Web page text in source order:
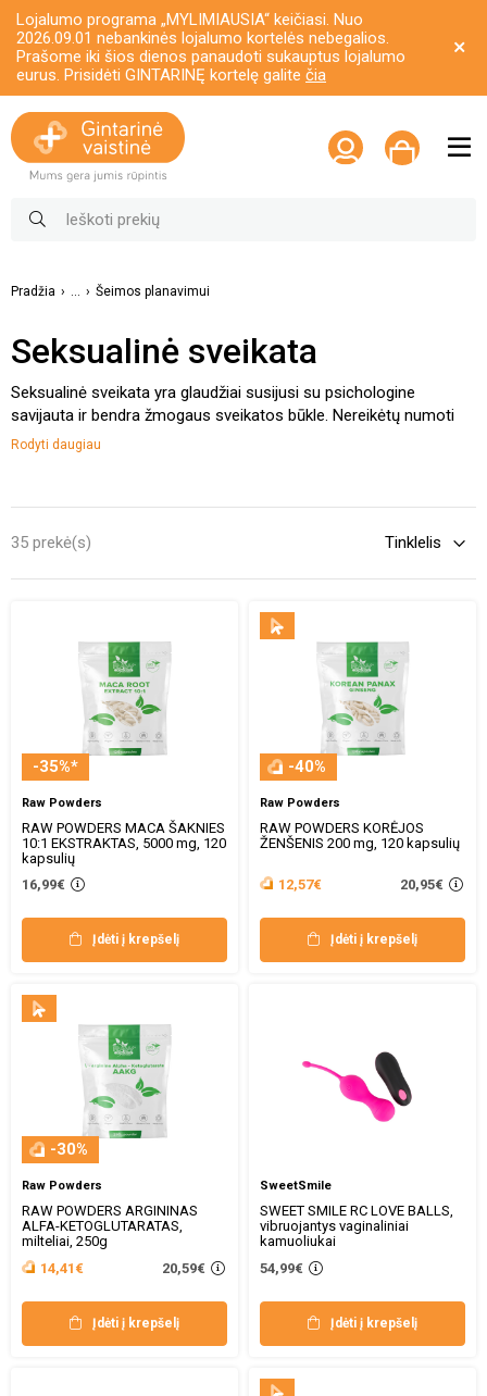
Lojalumo programa „MYLIMIAUSIA“ keičiasi. Nuo
2026.09.01 nebankinės lojalumo kortelės nebegalios.
Prašome iki šios dienos panaudoti sukauptus lojalumo
eurus. Prisidėti GINTARINĘ kortelę galite čia
Pradžia ... Šeimos planavimui
Seksualinė sveikata
Seksualinė sveikata yra glaudžiai susijusi su psichologine
savijauta ir bendra žmogaus sveikatos būkle. Nereikėtų numoti
ranka į dingusi lytinį potraukį, potencijos susilpnėjimą ar kitus
seksualines funkcijas. Vibratoriai ir kiti sekso žaislai, medicininės
seksualiniu gyvenimu.
Rodyti daugiau
35 prekė(s)
-35%*
Raw Powders
RAW POWDERS MACA ŠAKNIES
10:1 EKSTRAKTAS, 5000 mg, 120
kapsulių
16,99€
Įdėti į krepšelį
-40%
Raw Powders
RAW POWDERS KORĖJOS
ŽENŠENIS 200 mg, 120 kapsulių
12,57€ 20,95€
Įdėti į krepšelį
-30%
Raw Powders
RAW POWDERS ARGININAS
ALFA-KETOGLUTARATAS,
milteliai, 250g
14,41€
20,59€
Įdėti į krepšelį
SweetSmile
SWEET SMILE RC LOVE BALLS,
vibruojantys vaginaliniai
kamuoliukai
54,99€
Įdėti į krepšelį